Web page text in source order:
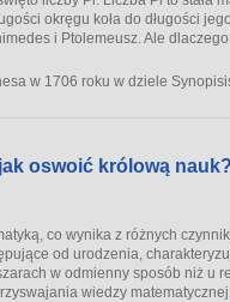
okręgu koła do długości
i Ptolemeusz. Ale
w 1706 roku w dziele
oswoić królową nauk?
co wynika z różnych
od urodzenia,
w odmienny sposób niż u
wiedzy matematycznej.